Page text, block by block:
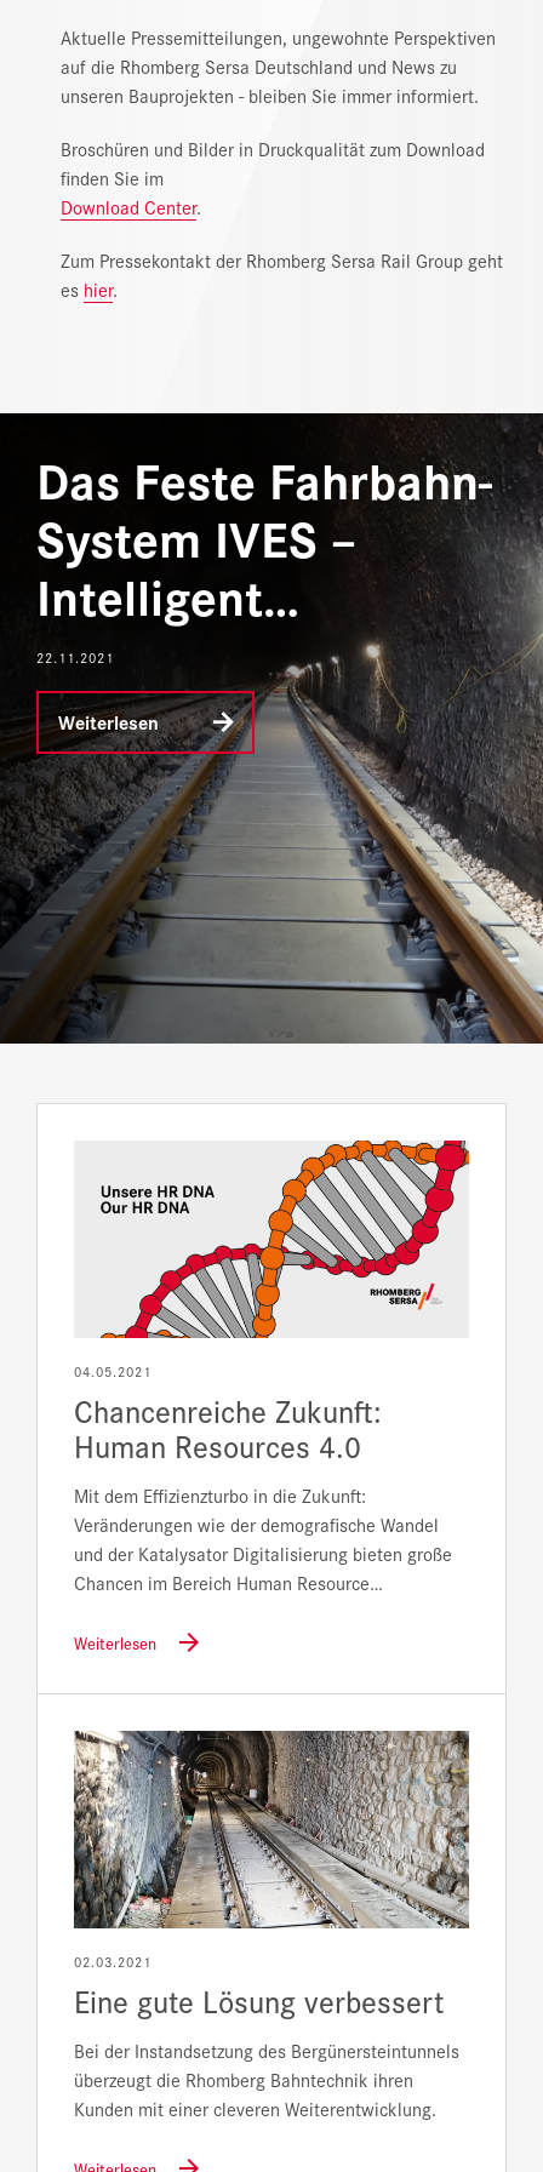
NEWS
ONLINE MAGAZIN
Aktuelle Pressemitteilungen, ungewohnte Perspektiven
auf die Rhomberg Sersa Deutschland und News zu
unseren Bauprojekten - bleiben Sie immer informiert.
Broschüren und Bilder in Druckqualität zum Download
finden Sie im
Download Center.
Zum Pressekontakt der Rhomberg Sersa Rail Group geht
es hier.
Das Feste Fahrbahn-
System IVES –
Intelligent…
22.11.2021
Weiterlesen
04.05.2021
Chancenreiche Zukunft:
Human Resources 4.0
Mit dem Effizienzturbo in die Zukunft:
Veränderungen wie der demografische Wandel
und der Katalysator Digitalisierung bieten große
Chancen im Bereich Human Resource…
Weiterlesen
02.03.2021
Eine gute Lösung verbessert
Bei der Instandsetzung des Bergünersteintunnels
überzeugt die Rhomberg Bahntechnik ihren
Kunden mit einer cleveren Weiterentwicklung.